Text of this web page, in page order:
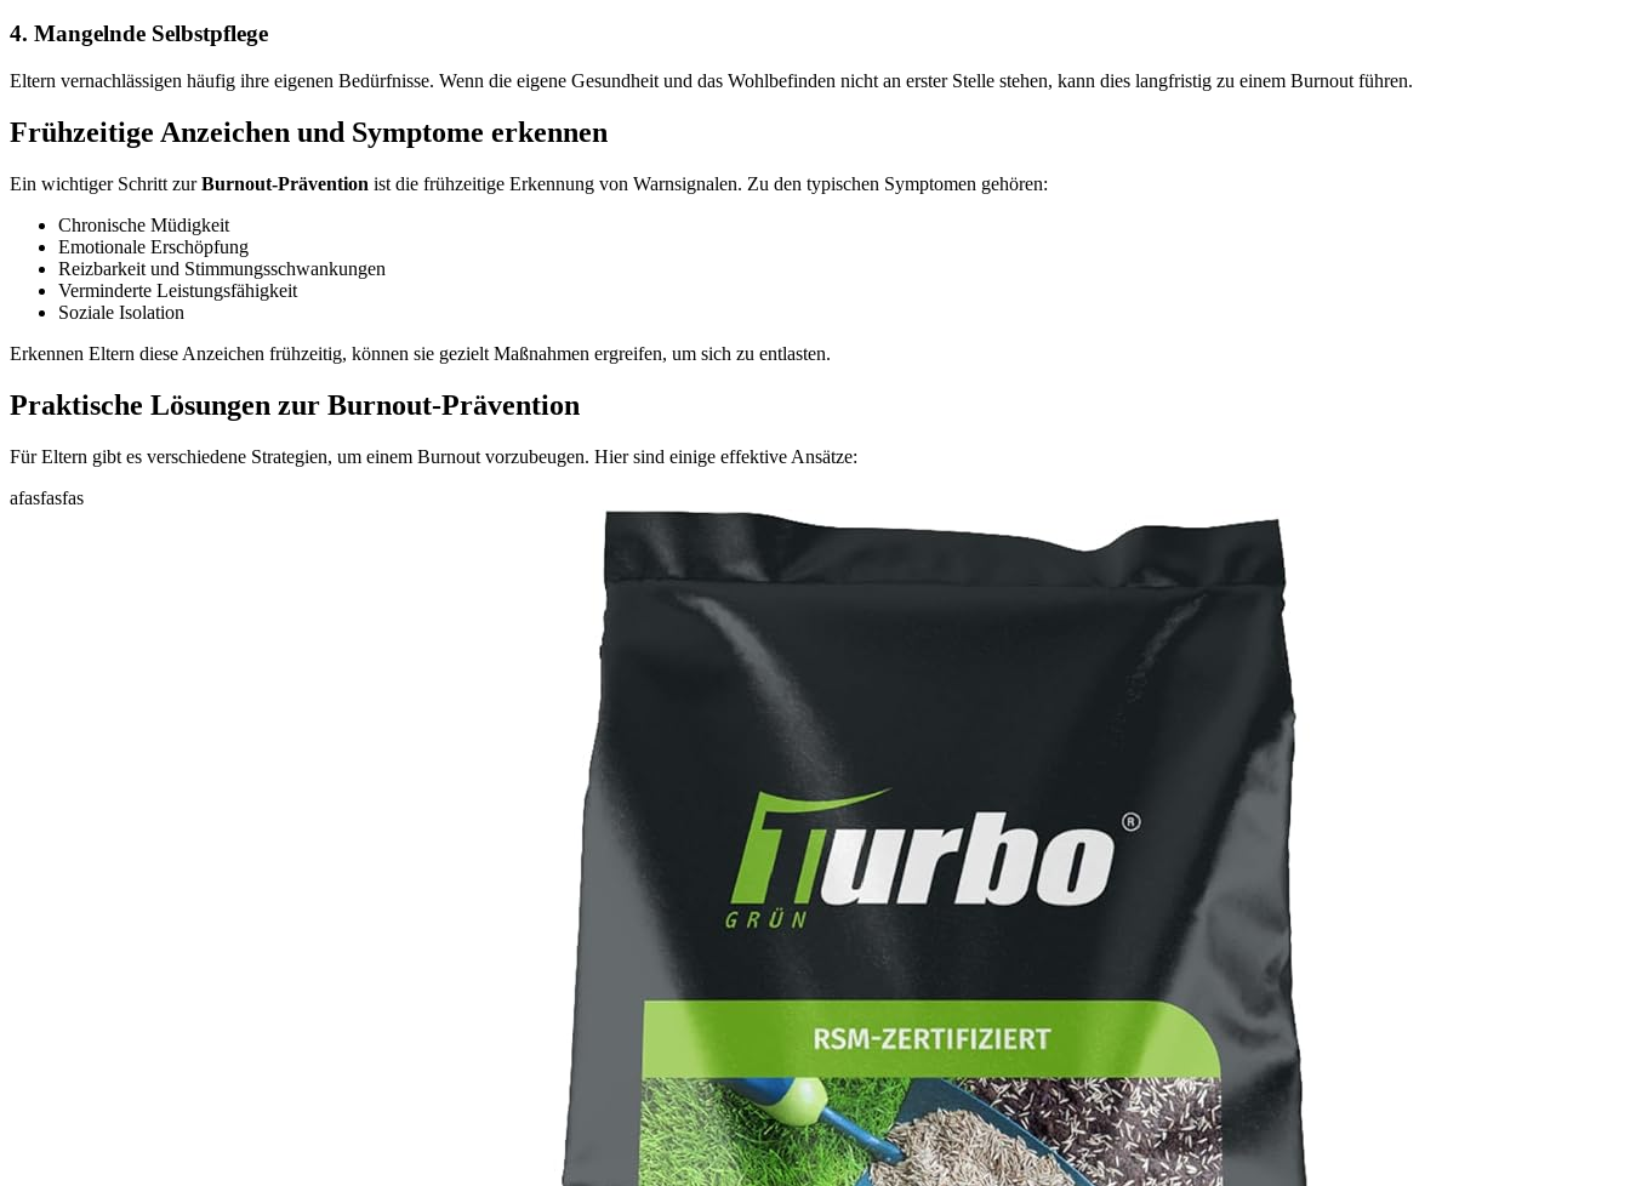
4. Mangelnde Selbstpflege
Eltern vernachlässigen häufig ihre eigenen Bedürfnisse. Wenn die eigene Gesundheit und das Wohlbefinden nicht an erster Stelle stehen, kann dies langfristig zu einem Burnout führen.
Frühzeitige Anzeichen und Symptome erkennen
Ein wichtiger Schritt zurBurnout-Prävention ist die frühzeitige Erkennung von Warnsignalen. Zu den typischen Symptomen gehören:
Chronische Müdigkeit
Emotionale Erschöpfung
Reizbarkeit und Stimmungsschwankungen
Verminderte Leistungsfähigkeit
Soziale Isolation
Erkennen Eltern diese Anzeichen frühzeitig, können sie gezielt Maßnahmen ergreifen, um sich zu entlasten.
Praktische Lösungen zur Burnout-Prävention
Für Eltern gibt es verschiedene Strategien, um einem Burnout vorzubeugen. Hier sind einige effektive Ansätze:
afasfasfas